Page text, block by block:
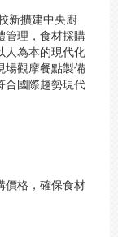
新擴建中央廚
管理，食材採購
人為本的現代化
場觀摩餐點製備
合國際趨勢現代
格，確保食材